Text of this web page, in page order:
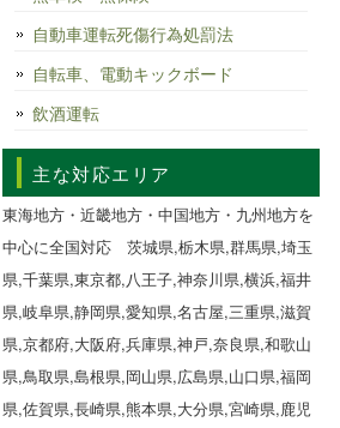
自動車運転死傷行為処罰法
自転車、電動キックボード
飲酒運転
主な対応エリア
東海地方・近畿地方・中国地方・九州地方を
中心に全国対応 茨城県,栃木県,群馬県,埼玉
県,千葉県,東京都,八王子,神奈川県,横浜,福井
県,岐阜県,静岡県,愛知県,名古屋,三重県,滋賀
県,京都府,大阪府,兵庫県,神戸,奈良県,和歌山
県,鳥取県,島根県,岡山県,広島県,山口県,福岡
県,佐賀県,長崎県,熊本県,大分県,宮崎県,鹿児